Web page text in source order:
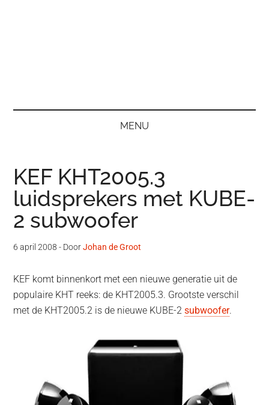
MENU
KEF KHT2005.3
luidsprekers met KUBE-
2 subwoofer
6 april 2008 - DoorJohan de Groot
KEF komt binnenkort met een nieuwe generatie uit de
populaire KHT reeks: de KHT2005.3. Grootste verschil
met de KHT2005.2 is de nieuwe KUBE-2subwoofer.